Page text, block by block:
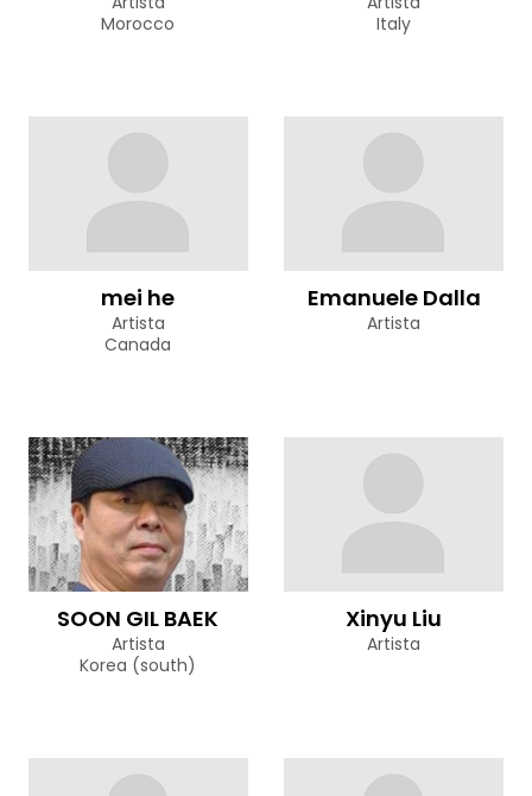
Morocco
Italy
mei he
Artista
Canada
Emanuele Dalla
Artista
SOON GIL BAEK
Artista
Korea (south)
Xinyu Liu
Artista